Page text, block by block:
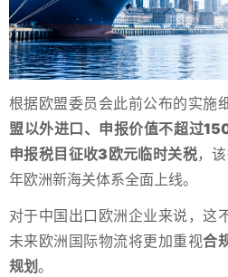
根据欧盟委员会此前公布的实施
盟以外进口、申报价值不超过
申报税目征收3欧元临时关税，
年欧洲新海关体系全面上线。
对于中国出口欧洲企业来说，这
未来欧洲国际物流将更加重视合
规划。